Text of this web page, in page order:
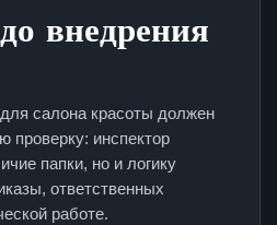
внедрения
салона красоты должен
проверку: инспектор
папки, но и логику
ответственных
работе.